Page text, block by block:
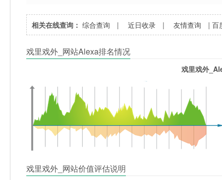
相关在线查询： 综合查询 |近日收录 |友情查询 |百
戏里戏外_网站Alexa排名情况
戏里戏外
戏里戏外_网站价值评估说明